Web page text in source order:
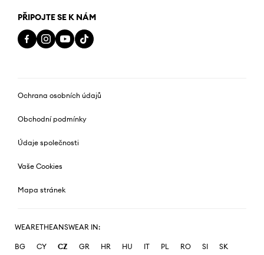
PŘIPOJTE SE K NÁM
Ochrana osobních údajů
Obchodní podmínky
Údaje společnosti
Vaše Cookies
Mapa stránek
WEARETHEANSWEAR IN:
BG CY CZ GR HR HU IT PL RO SI SK